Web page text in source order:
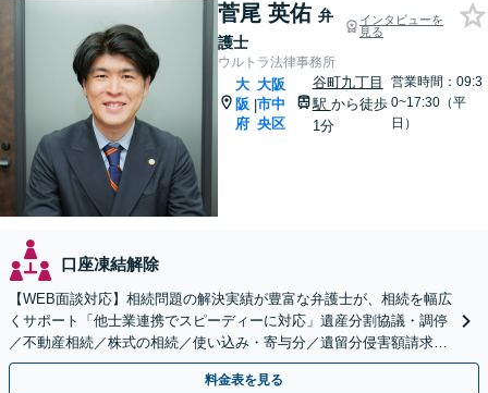
菅尾 英佑 弁
護士
インタビューを
見る
ウルトラ法律事務所
大
阪
府
|
大阪
市中
央区
谷町九丁目
駅 から徒歩
1分
営業時間：09:3
0~17:30（平
日）
口座凍結解除
【WEB面談対応】相続問題の解決実績が豊富な弁護士が、相続を幅広
くサポート「他士業連携でスピーディーに対応」遺産分割協議・調停
／不動産相続／株式の相続／使い込み・寄与分／遺留分侵害額請求／
相続放棄（借金の相続）／遺言書作成
料金表を見る